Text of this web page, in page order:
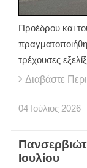
Προέδρου και
τρέχουσες
Διαβάστε
04 Ιούλιος 2026
Ιουλίου